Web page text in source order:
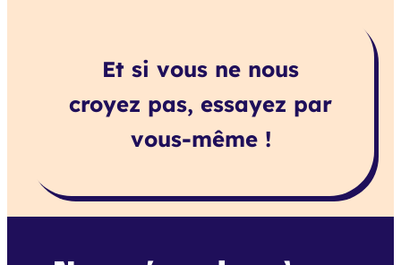
Et si vous ne nous
croyez pas, essayez par
vous-même !